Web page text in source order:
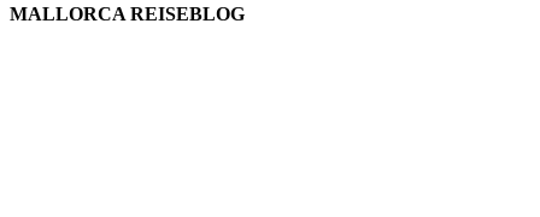
MALLORCA REISEBLOG